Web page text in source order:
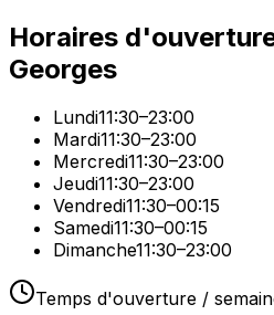
Horaires
Georges
Lundi11:30–23:00
Mardi11:30–23:00
Mercredi11:30–23:00
Jeudi11:30–23:00
Vendredi11:30–00:15
Samedi11:30–00:15
Dimanche11:30–23:00
Temps d'ouverture /